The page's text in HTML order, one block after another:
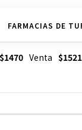
FARMACIAS DE
$1470Venta $1521